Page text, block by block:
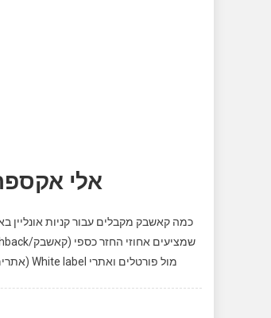
אלי
כמה קאשבק מקבלים עבור קניות
מול פורטלים ואתרי White label (אתרים עם מיתוג משלהם שמוכרים למעשה סחורה מ'אלי-אקספרס' ו/או אתרים דומים). בשיטת […]